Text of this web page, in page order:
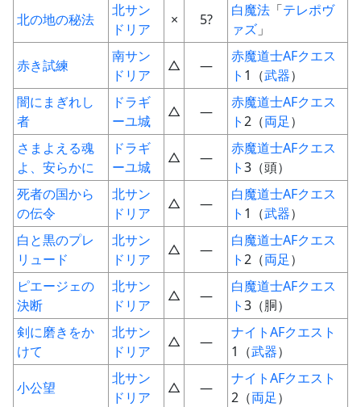
北の地の秘法
北サン
ドリア
× 5?
白魔法 「テレポヴ
ァズ 」
赤き試練
南サン
ドリア
△ ―
赤魔道士AFクエス
ト 1（武器）
闇にまぎれし
者
ドラギ
ーユ城
△ ―
赤魔道士AFクエス
ト2（両足）
さまよえる魂
よ、安らかに
ドラギ
ーユ城
△ ―
赤魔道士AFクエス
ト3（頭）
死者の国から
の伝令
北サン
ドリア
△ ―
白魔道士AFクエス
ト 1（武器）
白と黒のプレ
リュード
北サン
ドリア
△ ―
白魔道士AFクエス
ト2（両足）
ピエージェの
決断
北サン
ドリア
△ ―
白魔道士AFクエス
ト3（胴）
剣に磨きをか
けて
北サン
ドリア
△ ―
ナイトAFクエスト
1（武器）
小公望
北サン
ドリア
△ ―
ナイトAFクエスト
2（両足）